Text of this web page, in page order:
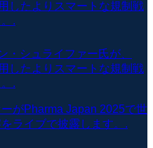
・シュライファー氏が、
したよりスマートな規制戦
.